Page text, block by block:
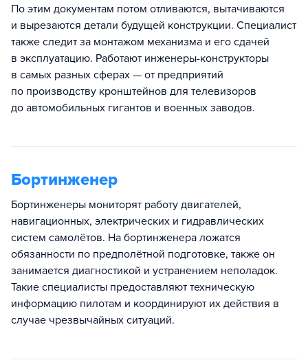
По этим документам потом отливаются, вытачиваются
и вырезаются детали будущей конструкции. Специалист
также следит за монтажом механизма и его сдачей
в эксплуатацию. Работают инженеры-конструкторы
в самых разных сферах — от предприятий
по производству кронштейнов для телевизоров
до автомобильных гигантов и военных заводов.
Бортинженер
Бортинженеры мониторят работу двигателей,
навигационных, электрических и гидравлических
систем самолётов. На бортинженера ложатся
обязанности по предполётной подготовке, также он
занимается диагностикой и устранением неполадок.
Такие специалисты предоставляют техническую
информацию пилотам и координируют их действия в
случае чрезвычайных ситуаций.